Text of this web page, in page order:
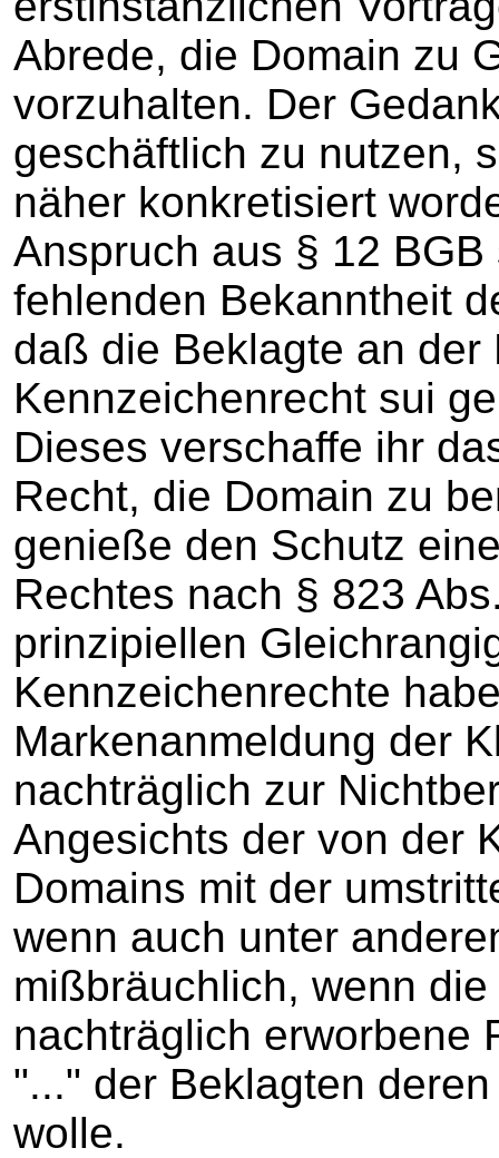
Abrede, die Domain zu
vorzuhalten. Der
geschäftlich zu nutzen,
näher konkretisiert
Anspruch aus § 12
fehlenden Bekanntheit
daß die Beklagte an
Kennzeichenrecht sui
Dieses verschaffe ihr
Recht, die Domain zu
genieße den Schutz
Rechtes nach § 823
prinzipiellen
Kennzeichenrechte
Markenanmeldung der
nachträglich zur
Angesichts der von der
Domains mit der
wenn auch unter
mißbräuchlich, wenn
nachträglich erworbene
"..." der Beklagten
wolle.